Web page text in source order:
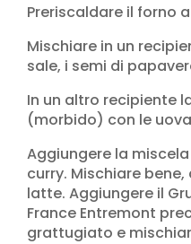
Preriscaldare il forno a
Mischiare in un
sale, i semi di
In un altro recipiente
(morbido) con le
Aggiungere la
curry. Mischiare
latte. Aggiungere il
France Entremont
grattugiato e